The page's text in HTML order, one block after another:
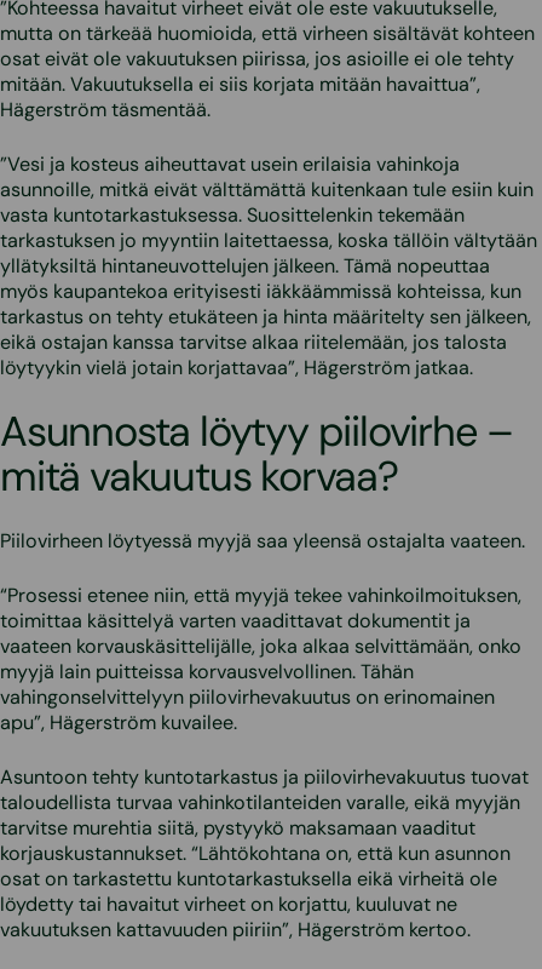
”Kohteessa havaitut virheet eivät ole este vakuutukselle,
mutta on tärkeää huomioida, että virheen sisältävät kohteen
osat eivät ole vakuutuksen piirissa, jos asioille ei ole tehty
mitään. Vakuutuksella ei siis korjata mitään havaittua”,
Hägerström täsmentää.
”Vesi ja kosteus aiheuttavat usein erilaisia vahinkoja
asunnoille, mitkä eivät välttämättä kuitenkaan tule esiin kuin
vasta kuntotarkastuksessa. Suosittelenkin tekemään
tarkastuksen jo myyntiin laitettaessa, koska tällöin vältytään
yllätyksiltä hintaneuvottelujen jälkeen. Tämä nopeuttaa
myös kaupantekoa erityisesti iäkkäämmissä kohteissa, kun
tarkastus on tehty etukäteen ja hinta määritelty sen jälkeen,
eikä ostajan kanssa tarvitse alkaa riitelemään, jos talosta
löytyykin vielä jotain korjattavaa”, Hägerström jatkaa.
Asunnosta löytyy piilovirhe –
mitä vakuutus korvaa?
Piilovirheen löytyessä myyjä saa yleensä ostajalta vaateen.
“Prosessi etenee niin, että myyjä tekee vahinkoilmoituksen,
toimittaa käsittelyä varten vaadittavat dokumentit ja
vaateen korvauskäsittelijälle, joka alkaa selvittämään, onko
myyjä lain puitteissa korvausvelvollinen. Tähän
vahingonselvittelyyn piilovirhevakuutus on erinomainen
apu”, Hägerström kuvailee.
Asuntoon tehty kuntotarkastus ja piilovirhevakuutus tuovat
taloudellista turvaa vahinkotilanteiden varalle, eikä myyjän
tarvitse murehtia siitä, pystyykö maksamaan vaaditut
korjauskustannukset. “Lähtökohtana on, että kun asunnon
osat on tarkastettu kuntotarkastuksella eikä virheitä ole
löydetty tai havaitut virheet on korjattu, kuuluvat ne
vakuutuksen kattavuuden piiriin”, Hägerström kertoo.